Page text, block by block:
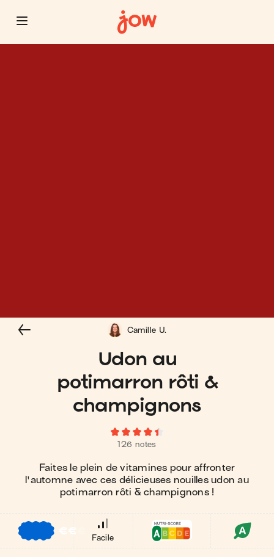
Udon au
potimarron rôti &
champignons
126 notes
Faites le plein de vitamines pour affronter
l'automne avec ces délicieuses nouilles udon au
potimarron rôti & champignons !
Camille U.
€€
Facile